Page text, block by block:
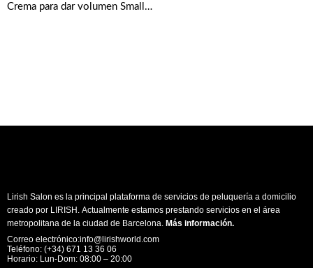
Crema para dar volumen Small Talk de TIGI Bed Head
Lirish Salon es la principal plataforma de servicios de peluquería a domicilio
creado por LIRISH. Actualmente estamos prestando servicios en el área
metropolitana de la ciudad de Barcelona. Más información.
Correo electrónico:info@lirishworld.com
Teléfono: (+34) 671 13 36 06
Horario: Lun-Dom: 08:00 – 20:00